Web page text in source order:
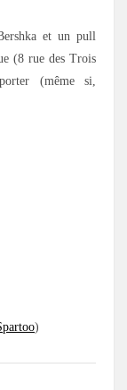
et un pull
(8 rue des Trois
(même si,
)